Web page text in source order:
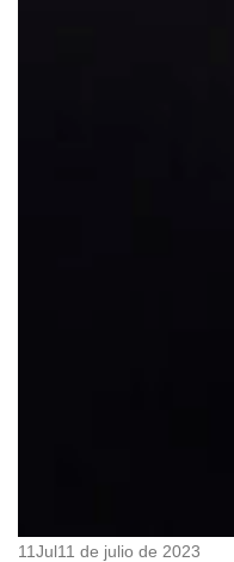
11Jul11 de julio de 2023